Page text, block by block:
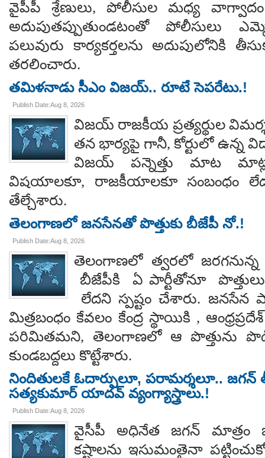
వైపీపీ శ్రేణులు, పోలీసుల మధ్య వాగ్వాదం
అదుపుతప్పుతుండటంతో పోలీసులు
పలువురు కార్యకర్తలను అదుపులోనికి
తరలించారు.
తమిళనాడు సీఎం విజయ్.. రూటే సెపరేటు.!
Publish Date:Aug 8, 2026
విజయ్ రాజకీయ ప్రత్యర్థుల
తన భార్యపై గానీ, కోర్టులో ఉన్న
విజయ్ పన్నెత్తు మాట
విషయాలకూ, రాజకీయాలకూ సంబంధం
తేల్చేశారు.
తెలంగాణలో జనసేనతో పొత్తుకు బీజేపీ నో.!
Publish Date:Aug 8, 2026
తెలంగాణలో త్వరలో
బీజేపీకి ఏ పార్టీతోనూ పొత్తులు
లేదని స్పష్టం చేశారు. జనసేన
మిత్రబంధం కేవలం కేంద్ర స్థాయికి ,
పరిమితమని, తెలంగాణలో ఆ పొత్తును
కుండబద్దలు కొట్టేశారు.
నిందితులకే ఓదార్పులూ, పరామర్శలూ.. జగన్
సత్యకుమార్ యాదవ్ వ్యంగ్యాస్త్రాలు.!
Publish Date:Aug 8, 2026
వైసీపీ అధినేత జగన్ మాత్రం
కష్టాలను ఇసుమంతైనా